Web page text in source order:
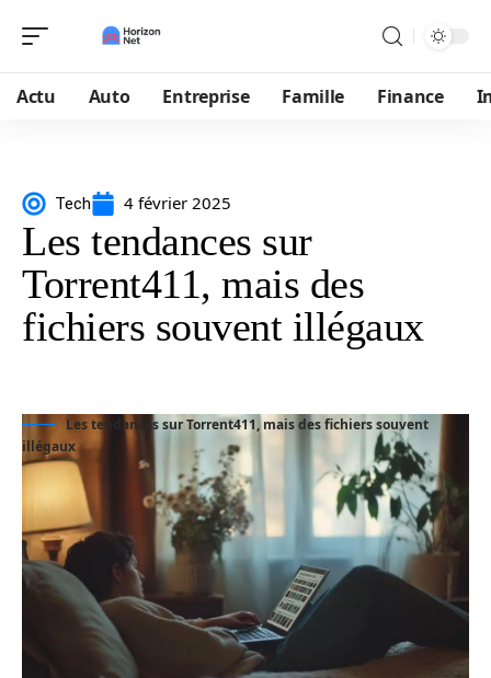
Actu Auto Entreprise Famille Finance
Tech 4 février 2025
Les tendances sur
Torrent411, mais des
fichiers souvent illégaux
Les tendances sur Torrent411, mais des fichiers souvent
illégaux